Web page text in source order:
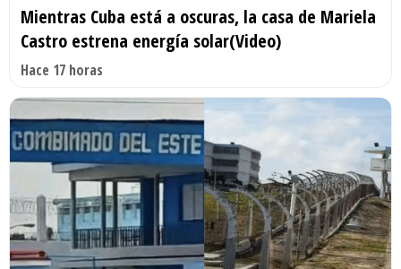
Mientras Cuba está a oscuras, la casa de Mariela
Castro estrena energía solar(Video)
Hace 17 horas